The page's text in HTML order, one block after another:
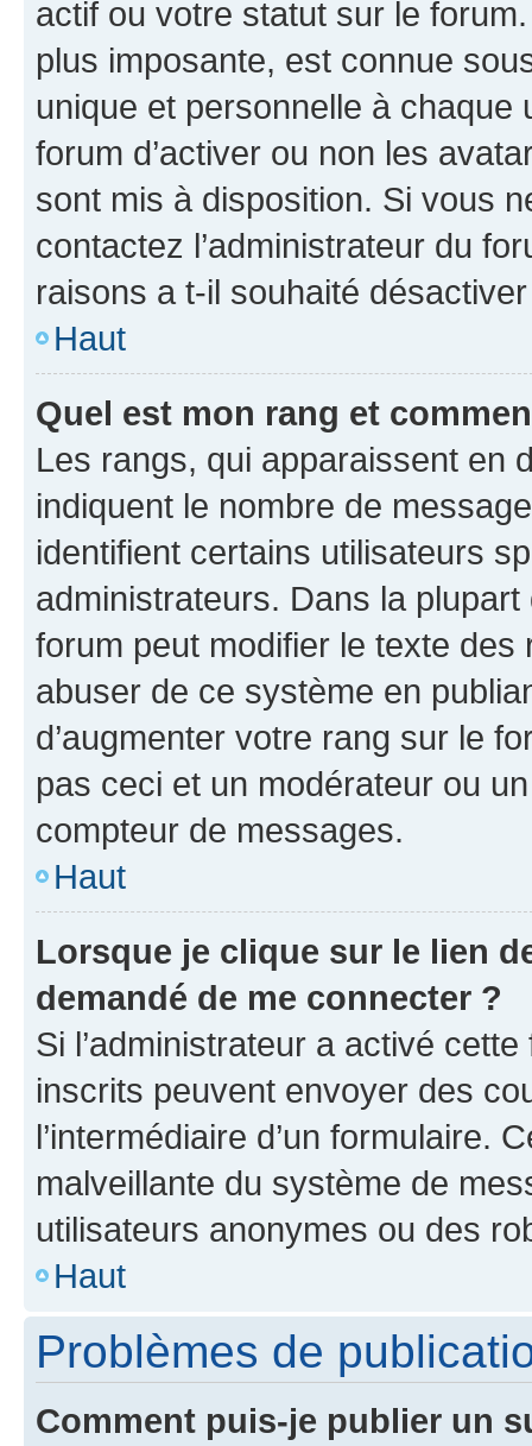
actif ou votre statut sur le
plus imposante, est connue
unique et personnelle à chaque
forum d’activer ou non les
sont mis à disposition. Si vous
contactez l’administrateur du
raisons a t-il souhaité
Haut
Quel est mon rang et
Les rangs, qui apparaissent en
indiquent le nombre de
identifient certains utilisateurs
administrateurs. Dans la
forum peut modifier le texte
abuser de ce système en
d’augmenter votre rang sur le
pas ceci et un modérateur ou
compteur de messages.
Haut
Lorsque je clique sur le lien
demandé de me connecter ?
Si l’administrateur a activé
inscrits peuvent envoyer des
l’intermédiaire d’un formulaire.
malveillante du système de
utilisateurs anonymes ou des
Haut
Problèmes de
Comment puis-je publier un